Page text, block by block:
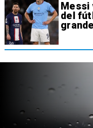
Messi
del